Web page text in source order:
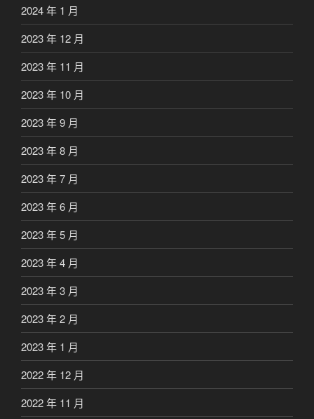
2024 年 1 月
2023 年 12 月
2023 年 11 月
2023 年 10 月
2023 年 9 月
2023 年 8 月
2023 年 7 月
2023 年 6 月
2023 年 5 月
2023 年 4 月
2023 年 3 月
2023 年 2 月
2023 年 1 月
2022 年 12 月
2022 年 11 月